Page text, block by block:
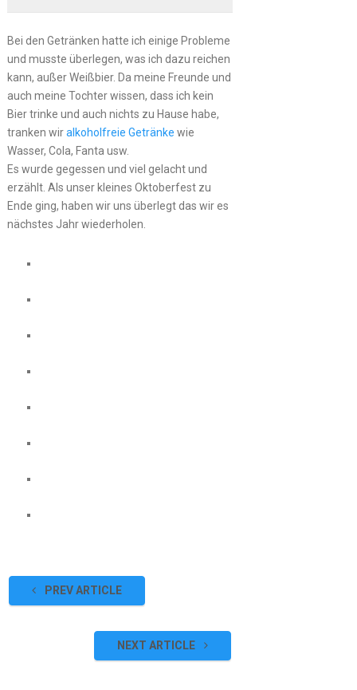
Bei den Getränken hatte ich einige Probleme
und musste überlegen, was ich dazu reichen
kann, außer Weißbier. Da meine Freunde und
auch meine Tochter wissen, dass ich kein
Bier trinke und auch nichts zu Hause habe,
tranken wiralkoholfreie Getränke wie
Wasser, Cola, Fanta usw.
Es wurde gegessen und viel gelacht und
erzählt. Als unser kleines Oktoberfest zu
Ende ging, haben wir uns überlegt das wir es
nächstes Jahr wiederholen.
PREV ARTICLE
NEXT ARTICLE